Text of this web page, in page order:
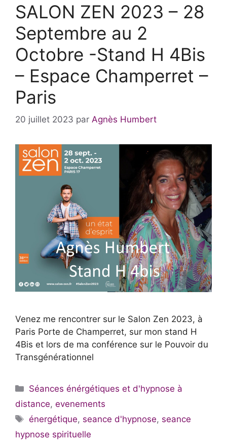
SALON ZEN 2023 – 28
Septembre au 2
Octobre -Stand H 4Bis
– Espace Champerret –
Paris
20 juillet 2023 par Agnès Humbert
Venez me rencontrer sur le Salon Zen 2023, à
Paris Porte de Champerret, sur mon stand H
4Bis et lors de ma conférence sur le Pouvoir du
Transgénérationnel
Catégories
Séances énérgétiques et d'hypnose à
distance, evenements
Étiquettes
énergétique, seance d'hypnose, seance
hypnose spirituelle